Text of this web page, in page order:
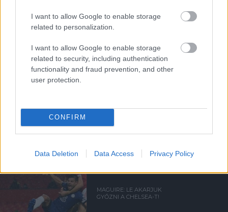
I want to allow Google to enable storage
related to personalization.
I want to allow Google to enable storage
related to security, including authentication
functionality and fraud prevention, and other
user protection.
CONFIRM
Data Deletion Data Access Privacy Policy
CHELSEA
VESZI MEG SANCHOT
MAGUIRE: LE AKARJUK
GYŐZNI A CHELSEA-T!